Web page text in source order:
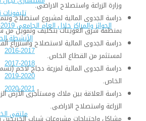
الجوائز والمراكز خلال العام الجامعى 2019-2020
الأنشطة
2016-2017
2017-2018
2019-2020
2020-2021
ملتقى
وزارة الزراعة واستصلاح الاراضى.
بمنطقة شرق العوينات بتكليف وتمويل من
دراسة الجدوى المالية لاستصلاح واستزراع
لمستثمر من القطاع الخاص.
دراسة الجدوى المالية لمزرعة دجاج لاحم
الخاص.
دراسة العلاقة بين ملاك ومستأجرى الأرض
الزراعة واستصلاح الاراضى.